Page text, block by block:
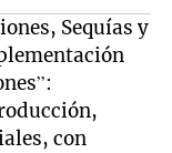
Sequías y
con